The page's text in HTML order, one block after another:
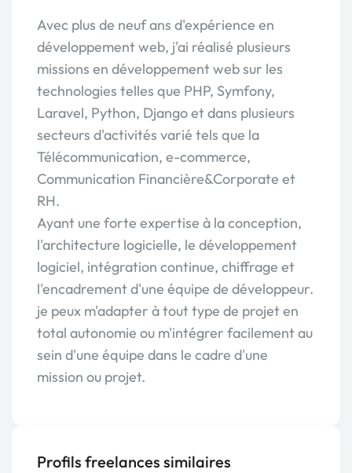
Avec plus de neuf ans d'expérience en
développement web, j'ai réalisé plusieurs
missions en développement web sur les
technologies telles que PHP, Symfony,
Laravel, Python, Django et dans plusieurs
secteurs d'activités varié tels que la
Télécommunication, e-commerce,
Communication Financière&Corporate et
RH.
Ayant une forte expertise à la conception,
l'architecture logicielle, le développement
logiciel, intégration continue, chiffrage et
l'encadrement d'une équipe de développeur.
je peux m'adapter à tout type de projet en
total autonomie ou m'intégrer facilement au
sein d'une équipe dans le cadre d'une
mission ou projet.
Profils freelances similaires